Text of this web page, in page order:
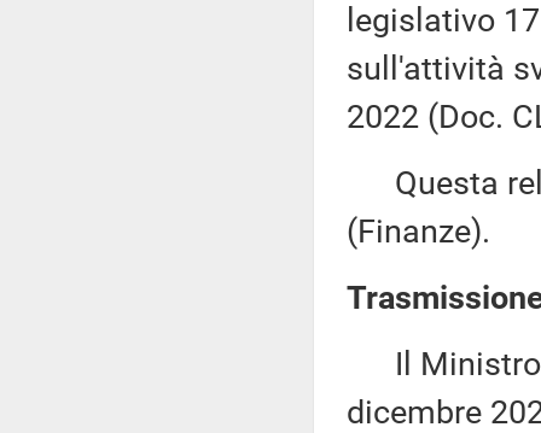
legislativo
sull'attività
2022 (Doc.
Questa
(Finanze).
Il Ministro
dicembre